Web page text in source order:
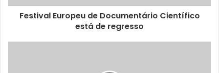
Festival Europeu de Documentário Científico
está de regresso